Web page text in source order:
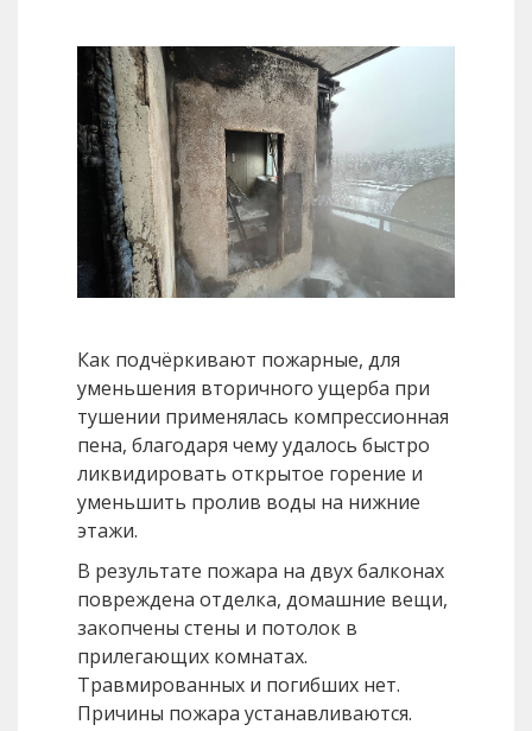
Как подчёркивают пожарные, для
уменьшения вторичного ущерба при
тушении применялась компрессионная
пена, благодаря чему удалось быстро
ликвидировать открытое горение и
уменьшить пролив воды на нижние
этажи.
В результате пожара на двух балконах
повреждена отделка, домашние вещи,
закопчены стены и потолок в
прилегающих комнатах.
Травмированных и погибших нет.
Причины пожара устанавливаются.